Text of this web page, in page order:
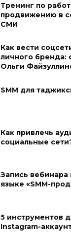
Тренинг по
продвижению в
СМИ
Как вести
личного бренда:
Ольги
SMM для
Как привлечь
социальные
Запись
языке «SMM-
5 инструментов
Instagram-